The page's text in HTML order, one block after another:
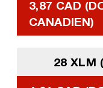
3,87 CAD
CANADIEN)
28 XLM